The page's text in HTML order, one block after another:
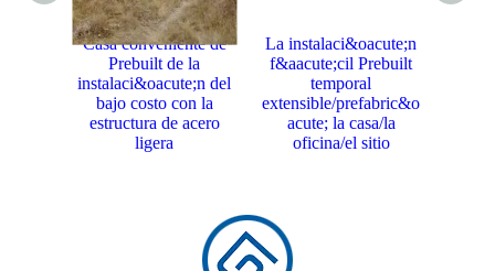
Casa conveniente de
Prebuilt de la
instalaci&oacute;n del
bajo costo con la
estructura de acero
ligera
La instalaci&oacute;n
f&aacute;cil Prebuilt
temporal
extensible/prefabric&o
acute; la casa/la
oficina/el sitio